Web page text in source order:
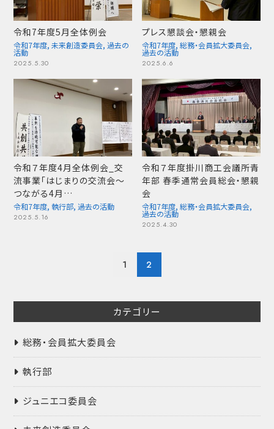
令和7年度5月全体例会
令和7年度,未来創造委員会,過去の
活動
2025.5.30
プレス懇談会・懇親会
令和7年度, 総務・会員拡大委員会,
過去の活動
2025.6.6
令和７年度4月全体例会_交
流事業「はじまりの交流会～
つながる4月…
令和7年度,執行部,過去の活動
2025.5.16
令和７年度掛川商工会議所青
年部 春季通常会員総会・懇親
会
令和7年度, 総務・会員拡大委員会,
過去の活動
2025.4.30
ペ
ジ
送
1 2
カテゴリー
総務・会員拡大委員会
執行部
ジュニエコ委員会